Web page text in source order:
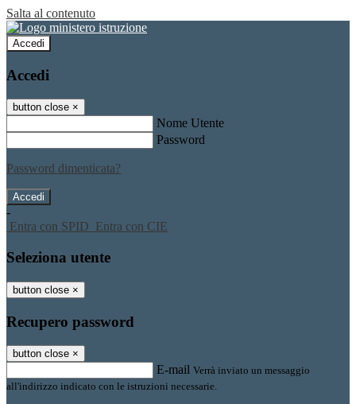
Salta al contenuto
Accedi
Accedi
button close ×
Nome Utente
Password
Password dimenticata?
-
Entra con SPID Entra con CIE
Seleziona utente
button close ×
Recupero password
button close ×
E-mail Verrà inviato un messaggio
all'indirizzo indicato con le istruzioni necessarie.